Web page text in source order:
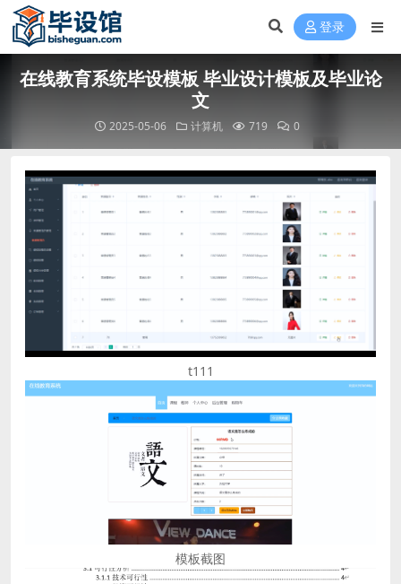
登录
在线教育系统毕设模板 毕业设计模板及毕业论
文
2025-05-06 计算机 719 0
t111
模板截图